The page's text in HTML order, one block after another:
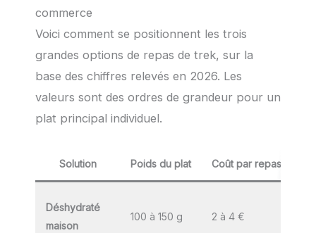
commerce
Voici comment se positionnent les trois
grandes options de repas de trek, sur la
base des chiffres relevés en 2026. Les
valeurs sont des ordres de grandeur pour un
plat principal individuel.
Solution Poids du plat Coût par repas
Déshydraté
maison
100 à 150 g 2 à 4 €